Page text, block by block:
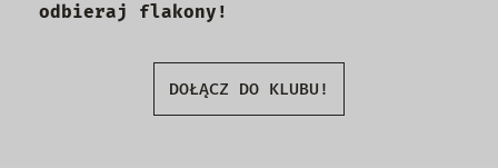
odbieraj flakony!
DOŁĄCZ DO KLUBU!